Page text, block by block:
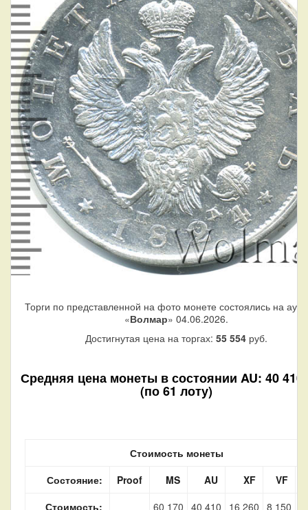
Торги по представленной на фото монете состоялись на
«Волмар» 04.06.2026.
Достигнутая цена на торгах: 55 554 руб.
Средняя цена монеты в состоянии AU: 40 410
(по 61 лоту)
Стоимость монеты
Состояние:
Proof MS AU XF
VF
Стоимость:
60 170 40 410 16 260 8 150